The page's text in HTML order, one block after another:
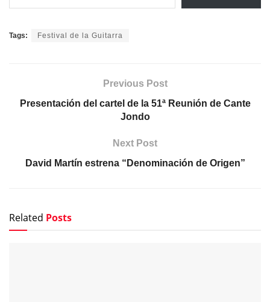
Tags: Festival de la Guitarra
Previous Post
Presentación del cartel de la 51ª Reunión de Cante
Jondo
Next Post
David Martín estrena “Denominación de Origen”
Related Posts